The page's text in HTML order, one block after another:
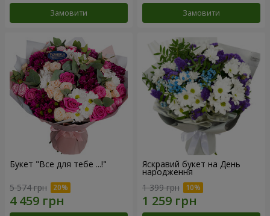
Замовити Замовити
Букет "Все для тебе ...!"
5 574 грн
Яскравий букет на День
народження
1 399 грн